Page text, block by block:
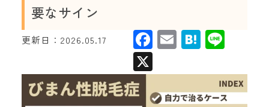
要なサイン
更新日： 2026.05.17 Facebook
EmailHatena